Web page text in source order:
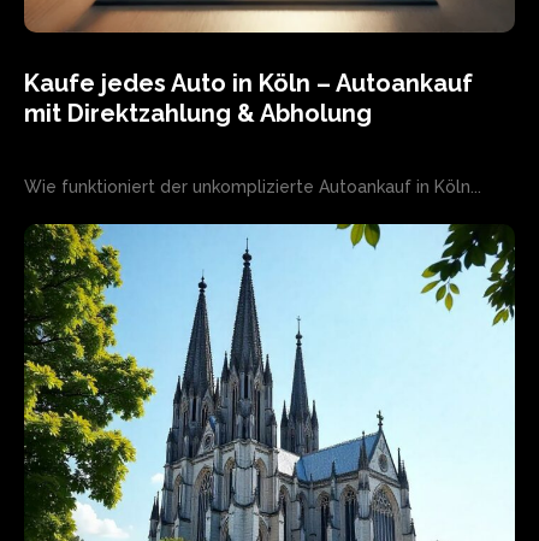
Kaufe jedes Auto in Köln – Autoankauf
mit Direktzahlung & Abholung
Wie funktioniert der unkomplizierte Autoankauf in Köln...